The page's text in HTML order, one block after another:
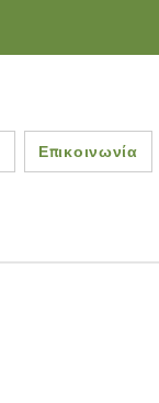
Επικοινωνία